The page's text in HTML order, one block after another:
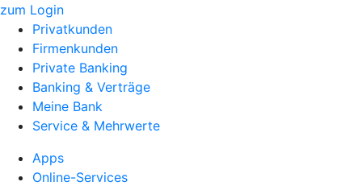
zum Login
Privatkunden
Firmenkunden
Private Banking
Banking & Verträge
Meine Bank
Service & Mehrwerte
Apps
Online-Services